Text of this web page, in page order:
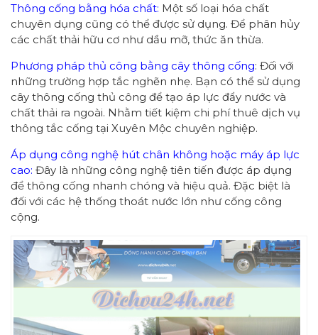
Thông cống bằng hóa chất: Một số loại hóa chất
chuyên dụng cũng có thể được sử dụng. Để phân hủy
các chất thải hữu cơ như dầu mỡ, thức ăn thừa.
Phương pháp thủ công bằng cây thông cống: Đối với
những trường hợp tắc nghẽn nhẹ. Bạn có thể sử dụng
cây thông cống thủ công để tạo áp lực đẩy nước và
chất thải ra ngoài. Nhằm tiết kiệm chi phí thuê dịch vụ
thông tắc cống tại Xuyên Mộc chuyên nghiệp.
Áp dụng công nghệ hút chân không hoặc máy áp lực
cao: Đây là những công nghệ tiên tiến được áp dụng
để thông cống nhanh chóng và hiệu quả. Đặc biệt là
đối với các hệ thống thoát nước lớn như cống công
cộng.